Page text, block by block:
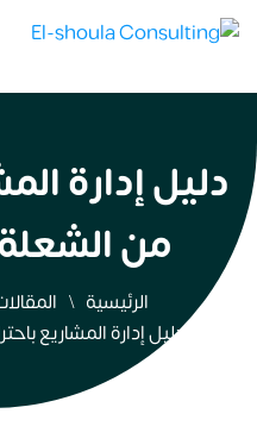
دليل إدارة
من
الرئيسية
دليل إدارة المشاريع